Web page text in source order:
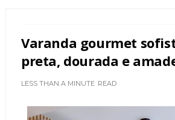
Varanda gourmet
preta, dourada e
LESS THAN A MINUTE READ